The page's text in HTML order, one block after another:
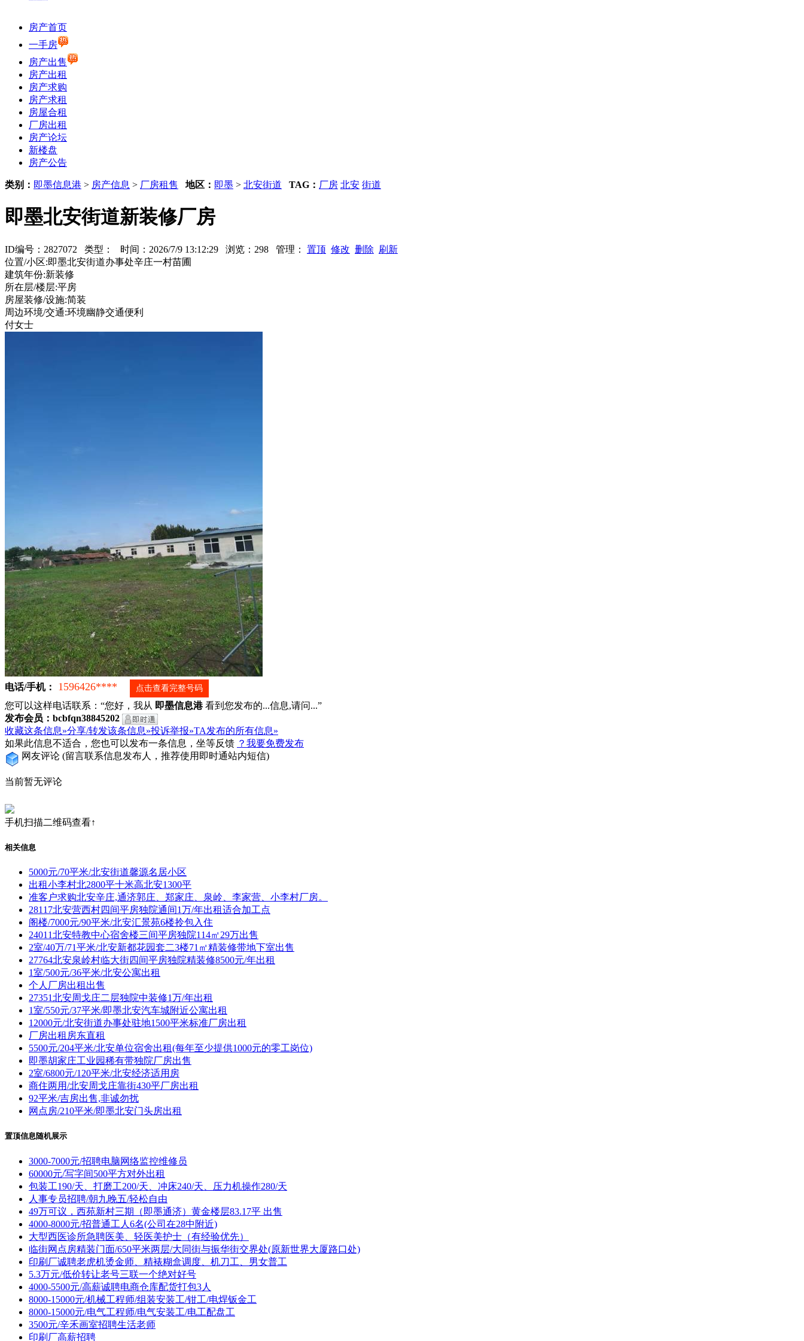
房产首页
一手房
房产出售
房产出租
房产求购
房产求租
房屋合租
厂房出租
房产论坛
新楼盘
房产公告
类别： 即墨信息港 > 房产信息 > 厂房租售 地区： 即墨 > 北安街道 TAG： 厂房 北安 街道
即墨北安街道新装修厂房
ID编号：2827072 类型： 时间：2026/7/9 13:12:29 浏览：298 管理： 置顶 修改 删除 刷新
位置/小区:即墨北安街道办事处辛庄一村苗圃
建筑年份:新装修
所在层/楼层:平房
房屋装修/设施:简装
周边环境/交通:环境幽静交通便利
付女士
电话/手机： 1596426**** 点击查看完整号码
您可以这样电话联系：“您好，我从 即墨信息港看到您发布的...信息,请问...”
发布会员：bcbfqn38845202
收藏这条信息»分享/转发该条信息»投诉举报»TA发布的所有信息»
如果此信息不适合，您也可以发布一条信息，坐等反馈 ？我要免费发布
网友评论 (留言联系信息发布人，推荐使用即时通站内短信)
当前暂无评论
手机扫描二维码查看↑
相关信息
5000元/70平米/北安街道馨源名居小区
出租小李村北2800平十米高北安1300平
准客户求购北安辛庄,通济郭庄、郑家庄、泉岭、李家营、小李村厂房。
28117北安营西村四间平房独院通间1万/年出租适合加工点
阁楼/7000元/90平米/北安汇景苑6楼拎包入住
24011北安特教中心宿舍楼三间平房独院114㎡29万出售
2室/40万/71平米/北安新都花园套二3楼71㎡精装修带地下室出售
27764北安泉岭村临大街四间平房独院精装修8500元/年出租
1室/500元/36平米/北安公寓出租
个人厂房出租出售
27351北安周戈庄二层独院中装修1万/年出租
1室/550元/37平米/即墨北安汽车城附近公寓出租
12000元/北安街道办事处驻地1500平米标准厂房出租
厂房出租房东直租
5500元/204平米/北安单位宿舍出租(每年至少提供1000元的零工岗位)
即墨胡家庄工业园稀有带独院厂房出售
2室/6800元/120平米/北安经济适用房
商住两用/北安周戈庄靠街430平厂房出租
92平米/吉房出售,非诚勿扰
网点房/210平米/即墨北安门头房出租
置顶信息随机展示
3000-7000元/招聘电脑网络监控维修员
60000元/写字间500平方对外出租
包装工190/天、打磨工200/天、冲床240/天、压力机操作280/天
人事专员招聘/朝九晚五/轻松自由
49万可议，西苑新村三期（即墨通济）黄金楼层83.17平 出售
4000-8000元/招普通工人6名(公司在28中附近)
大型西医诊所急聘医美、轻医美护士（有经验优先）
临街网点房精装门面/650平米两层/大同街与振华街交界处(原新世界大厦路口处)
印刷厂诚聘老虎机烫金师、精裱糊盒调度、机刀工、男女普工
5.3万元/低价转让老号三联一个绝对好号
4000-5500元/高薪诚聘电商仓库配货打包3人
8000-15000元/机械工程师/组装安装工/钳工/电焊钣金工
8000-15000元/电气工程师/电气安装工/电工配盘工
3500元/辛禾画室招聘生活老师
印刷厂高薪招聘